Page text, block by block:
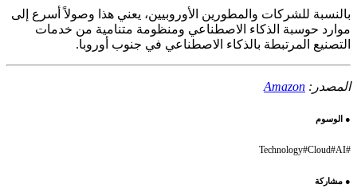
بالنسبة للشركات والمطورين الأوروبيين، يعني هذا وصولاً أسرع إلى
موارد حوسبة الذكاء الاصطناعي ومنظومة متنامية من خدمات
التصنيع المرتبطة بالذكاء الاصطناعي في جنوب أوروبا.
المصدر: Amazon
●الوسوم
AI
#
Cloud
#
Technology
●مشاركة